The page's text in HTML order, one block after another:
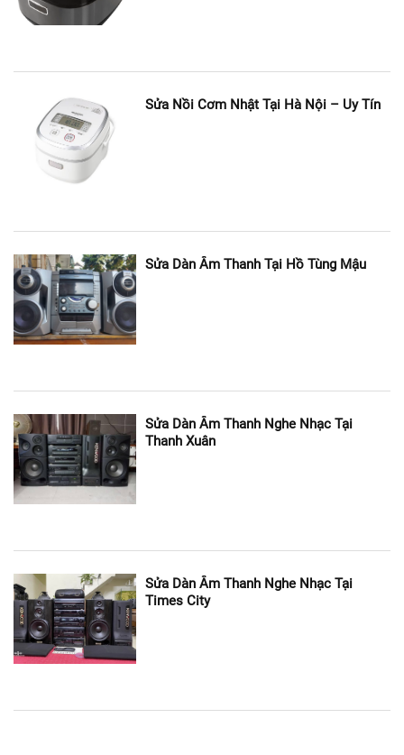
đại và mang đến cho khách hàng dịch vụ tốt nhất.
lạc qua hotline.
Có nhiều cơ sở tại Hà Nội, uy tín, đáng tin cậy cho khách
hàng.
Nhân viên tư vấn, hỗ trợ cho khách hàng sử dụng bếp từ
+ Sửa chữa đúng lỗi, không gây lãng phí thời gian, tiền
bạc của khách hàng.
Linh kiện thay thế khi sửa chữa bếp từ 100% là hàng
Chế độ bảo hành lâu dài, nhận phục vụ tất cả các ngày
trong tuần, bất kể ngày lễ và chủ nhật.
Bếp từ có thể sử dụng tốt ngay sau khi được kỹ thuật
viên khắc phục trục trặc xong.
Sửa Nồi Cơm Nhật Tại Hà Nội – Uy Tín
Sửa Dàn Âm Thanh Tại Hồ Tùng Mậu
Sửa Dàn Âm Thanh Nghe Nhạc Tại
Thanh Xuân
Sửa Dàn Âm Thanh Nghe Nhạc Tại
Times City